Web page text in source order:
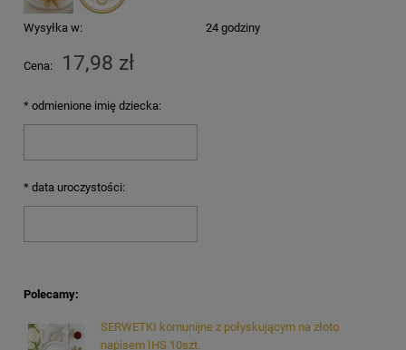
Wysyłka w: 24 godziny
Cena: 17,98 zł
* odmienione imię dziecka:
* data uroczystości:
Polecamy:
SERWETKI komunijne z połyskującym na złoto
napisem IHS 10szt.